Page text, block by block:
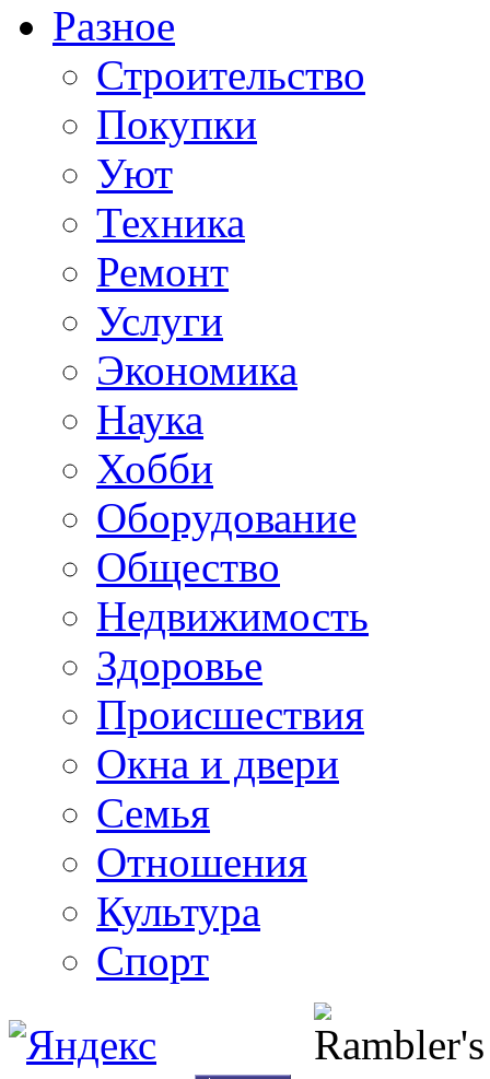
Разное
Строительство
Покупки
Уют
Техника
Ремонт
Услуги
Экономика
Наука
Хобби
Оборудование
Общество
Недвижимость
Здоровье
Происшествия
Окна и двери
Семья
Отношения
Культура
Спорт